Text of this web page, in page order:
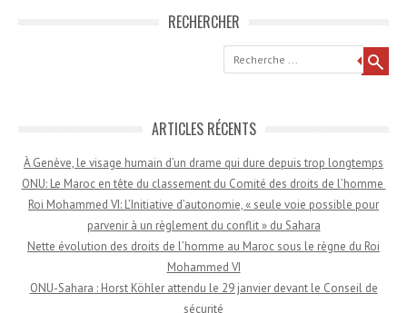
RECHERCHER
Recherche
ARTICLES RÉCENTS
À Genève, le visage humain d’un drame qui dure depuis trop longtemps
ONU: Le Maroc en tête du classement du Comité des droits de l’homme
Roi Mohammed VI: L’Initiative d’autonomie, « seule voie possible pour
parvenir à un règlement du conflit » du Sahara
Nette évolution des droits de l’homme au Maroc sous le règne du Roi
Mohammed VI
ONU-Sahara : Horst Köhler attendu le 29 janvier devant le Conseil de
sécurité